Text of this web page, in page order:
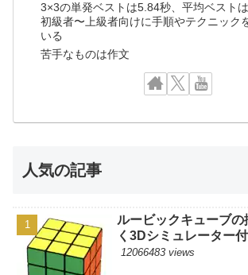
3×3の単発ベストは5.84秒、平均ベスト
初級者〜上級者向けに手順やテクニック
いる
苦手なものは作文
人気の記事
ルービックキューブ
く3Dシミュレーター付
12066483 views